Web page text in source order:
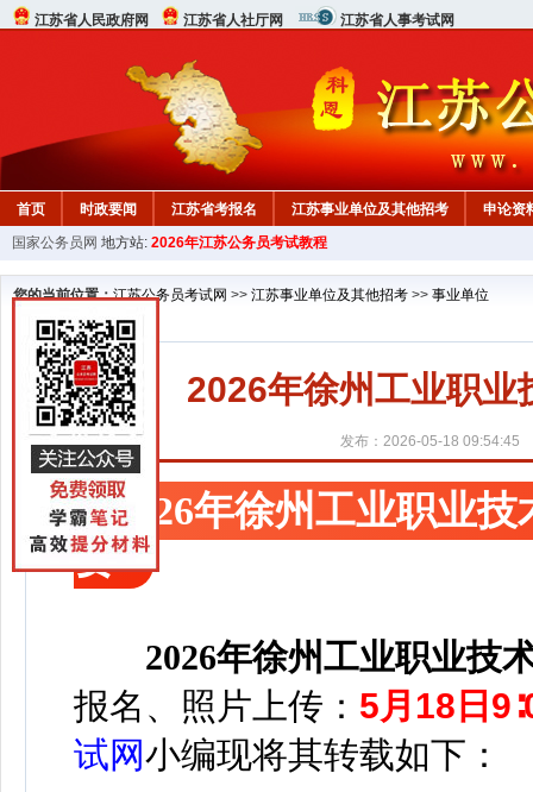
江苏省人民政府网 江苏省人社厅网 江苏省人事考试网
首页 时政要闻 江苏省考报名 江苏事业单位及其他招考
申论资
国家公务员网 地方站: 2026年江苏公务员考试教程
您的当前位置：江苏公务员考试网 >> 江苏事业单位及其他招考 >> 事业单位
2026年徐州工业职业
发布：2026-05-18 09:54:45
2026年徐州工业职业
要
2026年徐州工业职业技
报名、照片上传： 5月18日
试网小编现将其转载如下：